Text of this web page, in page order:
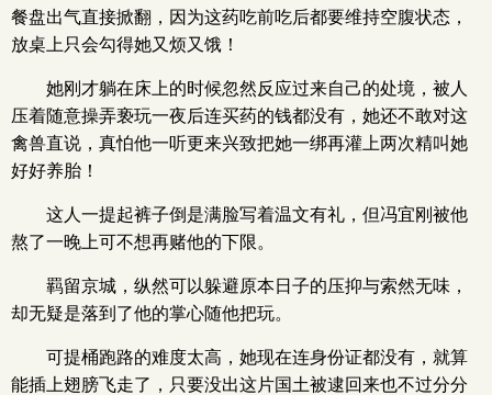
餐盘出气直接掀翻，因为这药吃前吃后都要维持空腹状态，
放桌上只会勾得她又烦又饿！
她刚才躺在床上的时候忽然反应过来自己的处境，被人
压着随意操弄亵玩一夜后连买药的钱都没有，她还不敢对这
禽兽直说，真怕他一听更来兴致把她一绑再灌上两次精叫她
好好养胎！
这人一提起裤子倒是满脸写着温文有礼，但冯宜刚被他
熬了一晚上可不想再赌他的下限。
羁留京城，纵然可以躲避原本日子的压抑与索然无味，
却无疑是落到了他的掌心随他把玩。
可提桶跑路的难度太高，她现在连身份证都没有，就算
能插上翅膀飞走了，只要没出这片国土被逮回来也不过分分